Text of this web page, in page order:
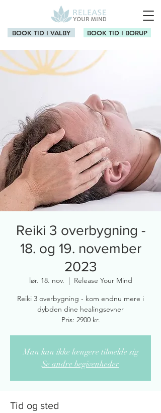
BOOK TID I VALBY BOOK TID I BORUP
Reiki 3 overbygning -
18. og 19. november
2023
lør. 18. nov.
  |
Release Your Mind
Reiki 3 overbygning - kom endnu mere i
dybden dine healingsevner
Pris: 2900 kr.
Man kan ikke længere tilmelde sig
Se andre begivenheder
Tid og sted